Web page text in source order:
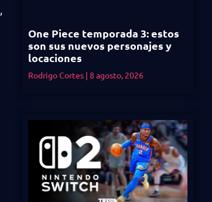
One Piece temporada 3: estos
son sus nuevos personajes y
locaciones
Rodrigo Cortes 8 agosto, 2026